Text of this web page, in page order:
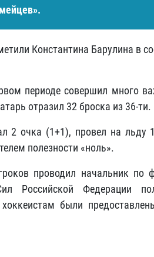
Константина Барулина в
периоде совершил много
отразил 32 броска из 36-ти.
2 очка (1+1), провел на льду
полезности «ноль».
проводил начальник по
Российской Федерации
были